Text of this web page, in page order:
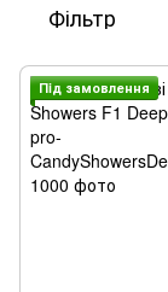
Фільтр
Пiд замовлення